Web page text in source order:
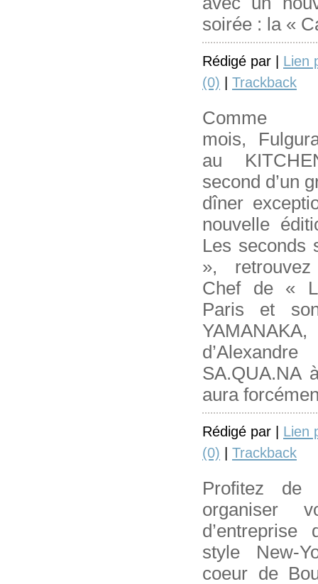
soirée : la «
Rédigé par | Lien
(0) | Trackback
mois,
au
second d’un
dîner
nouvelle
Les seconds
»,
Chef de «
Paris et
SA.QUA.NA
aura
Rédigé par | Lien
(0) | Trackback
Profitez de
organiser
style New-
coeur de